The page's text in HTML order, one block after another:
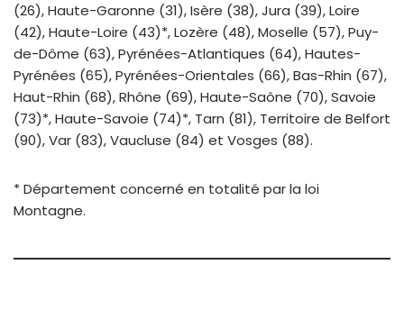
(26), Haute-Garonne (31), Isère (38), Jura (39), Loire
(42), Haute-Loire (43)*, Lozère (48), Moselle (57), Puy-
de-Dôme (63), Pyrénées-Atlantiques (64), Hautes-
Pyrénées (65), Pyrénées-Orientales (66), Bas-Rhin (67),
Haut-Rhin (68), Rhône (69), Haute-Saône (70), Savoie
(73)*, Haute-Savoie (74)*, Tarn (81), Territoire de Belfort
(90), Var (83), Vaucluse (84) et Vosges (88).
* Département concerné en totalité par la loi
Montagne.